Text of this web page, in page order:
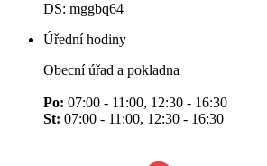
DS: mggbq64
Úřední hodiny
Obecní úřad a pokladna
Po: 07:00 - 11:00, 12:30 - 16:30
St: 07:00 - 11:00, 12:30 - 16:30